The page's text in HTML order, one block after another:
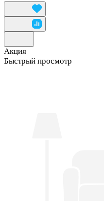
Акция
Быстрый просмотр